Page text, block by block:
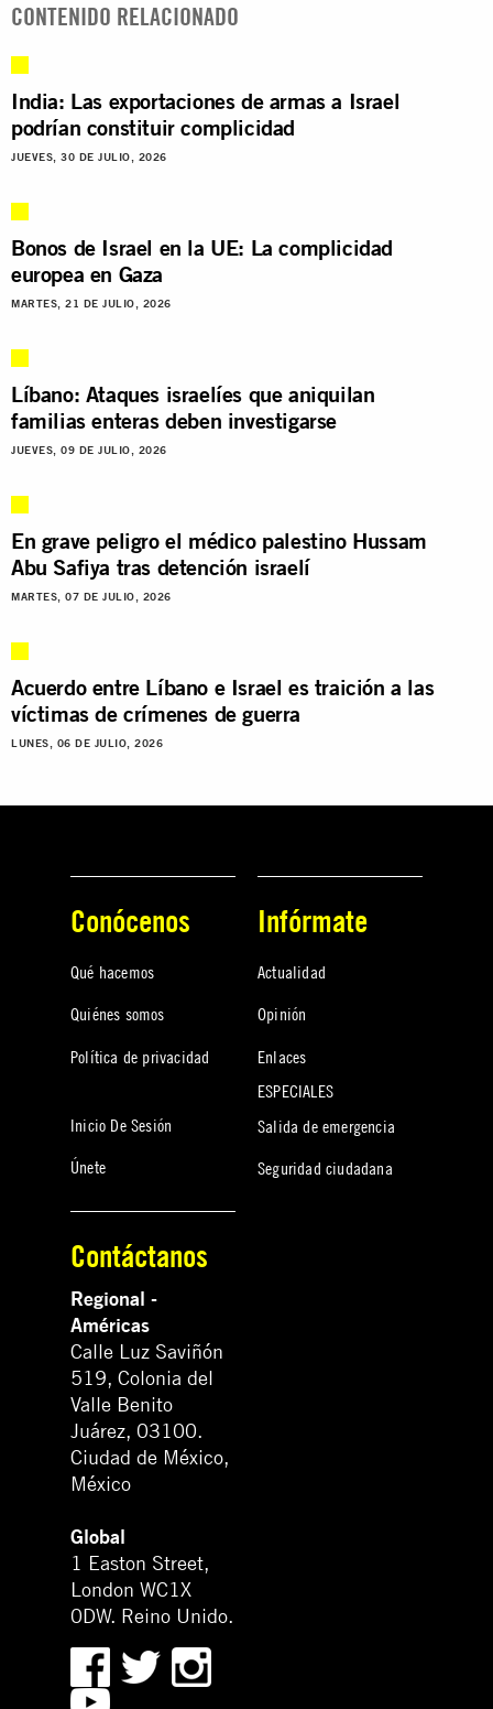
CONTENIDO RELACIONADO
India: Las exportaciones de armas a Israel
podrían constituir complicidad
JUEVES, 30 DE JULIO, 2026
Bonos de Israel en la UE: La complicidad
europea en Gaza
MARTES, 21 DE JULIO, 2026
Líbano: Ataques israelíes que aniquilan
familias enteras deben investigarse
JUEVES, 09 DE JULIO, 2026
En grave peligro el médico palestino Hussam
Abu Safiya tras detención israelí
MARTES, 07 DE JULIO, 2026
Acuerdo entre Líbano e Israel es traición a las
víctimas de crímenes de guerra
LUNES, 06 DE JULIO, 2026
Conócenos
Qué hacemos
Quiénes somos
Política de privacidad
Inicio De Sesión
Únete
Infórmate
Actualidad
Opinión
Enlaces
ESPECIALES
Salida de emergencia
Seguridad ciudadana
Contáctanos
Regional -
Américas
Calle Luz Saviñón
519, Colonia del
Valle Benito
Juárez, 03100.
Ciudad de México,
México
Global
1 Easton Street,
London WC1X
0DW. Reino Unido.